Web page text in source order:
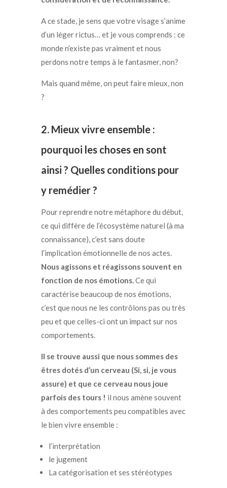
A ce stade, je sens que votre visage s’anime
d’un léger rictus… et je vous comprends : ce
monde n’existe pas vraiment et nous
perdons notre temps à le fantasmer, non?
Mais quand même, on peut faire mieux, non
?
2. Mieux vivre ensemble :
pourquoi les choses en sont
ainsi ? Quelles conditions pour
y remédier ?
Pour reprendre notre métaphore du début,
ce qui diffère de l’écosystème naturel (à ma
connaissance), c’est sans doute
l’implication émotionnelle de nos actes.
Nous agissons et réagissons souvent en
fonction de nos émotions.Ce qui
caractérise beaucoup de nos émotions,
c’est que nous ne les contrôlons pas ou très
peu et que celles-ci ont un impact sur nos
comportements.
Il se trouve aussi que nous sommes des
êtres dotés d’un cerveau (Si, si, je vous
assure) et que ce cerveau nous joue
parfois des tours ! il nous amène souvent
à des comportements peu compatibles avec
le bien vivre ensemble :
l’interprétation
le jugement
La catégorisation et ses stéréotypes